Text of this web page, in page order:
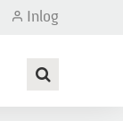
Inlog